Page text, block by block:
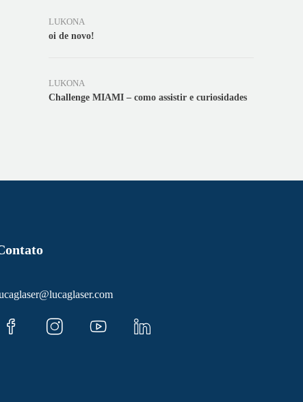
LUKONA
oi de novo!
LUKONA
Challenge MIAMI – como assistir e curiosidades